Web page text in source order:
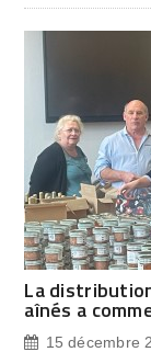
La
aînés a
15 décembre